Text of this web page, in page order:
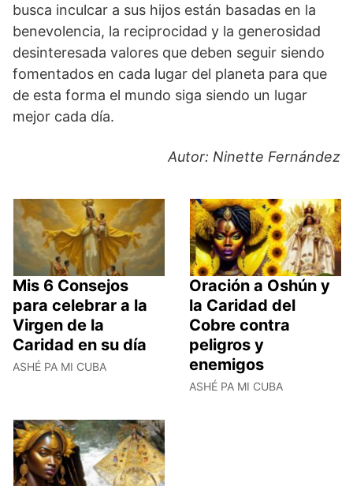
busca inculcar a sus hijos están basadas en la
benevolencia, la reciprocidad y la generosidad
desinteresada valores que deben seguir siendo
fomentados en cada lugar del planeta para que
de esta forma el mundo siga siendo un lugar
mejor cada día.
Autor: Ninette Fernández
Mis 6 Consejos
para celebrar a la
Virgen de la
Caridad en su día
ASHÉ PA MI CUBA
Oración a Oshún y
la Caridad del
Cobre contra
peligros y
enemigos
ASHÉ PA MI CUBA